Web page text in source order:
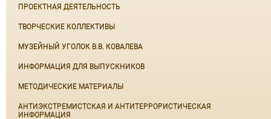
ПРОЕКТНАЯ ДЕЯТЕЛЬНОСТЬ
ТВОРЧЕСКИЕ КОЛЛЕКТИВЫ
МУЗЕЙНЫЙ УГОЛОК В.В. КОВАЛЕВА
ИНФОРМАЦИЯ ДЛЯ ВЫПУСКНИКОВ
МЕТОДИЧЕСКИЕ МАТЕРИАЛЫ
АНТИЭКСТРЕМИСТСКАЯ И АНТИТЕРРОРИСТИЧЕСКАЯ
ИНФОРМАЦИЯ